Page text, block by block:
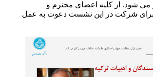
می شود. از کلیه اعضای محترم و
برای شرکت در این نشست دعوت به عمل